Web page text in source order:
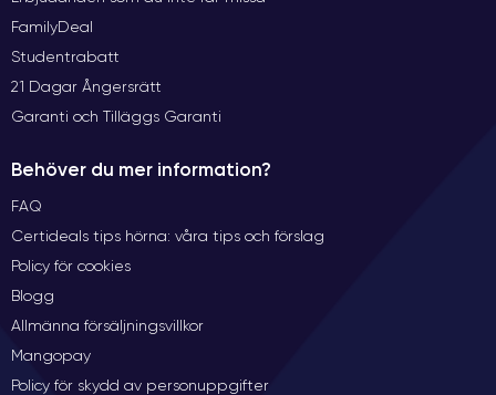
FamilyDeal
Studentrabatt
21 Dagar Ångersrätt
Garanti och Tilläggs Garanti
Behöver du mer information?
FAQ
Certideals tips hörna: våra tips och förslag
Policy för cookies
Blogg
Allmänna försäljningsvillkor
Mangopay
Policy för skydd av personuppgifter